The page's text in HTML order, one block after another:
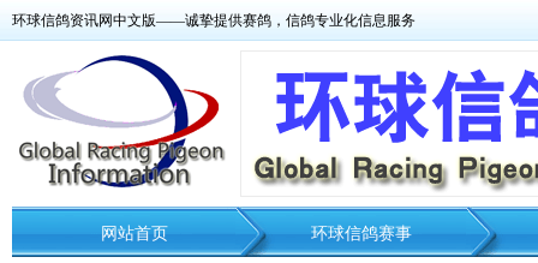
环球信鸽资讯网中文版——诚挚提供赛鸽，信鸽专业化信息服务
网站首页 环球信鸽赛事